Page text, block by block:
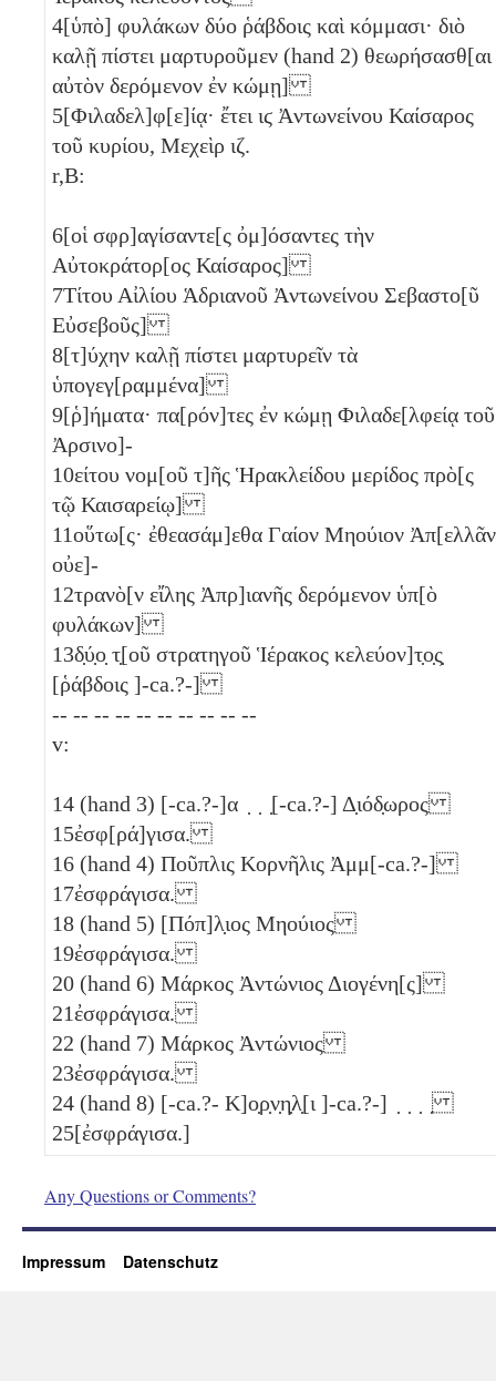
4[ὑπὸ] φυλάκων δύο ῥάβδοις καὶ κόμμασι· διὸ
καλῇ πίστει μαρτυροῦμεν (hand 2) θεωρήσασθ[αι
αὐτὸν δερόμενον ἐν κώμῃ]
5[Φιλαδελ]φ[ε]ίᾳ· ἔτει ιϛ Ἀντωνείνου Καίσαρος
τοῦ κυρίου, Μεχεὶρ ιζ.
r,B:
6[οἱ σφρ]αγίσαντε[ς ὀμ]όσαντες τὴν
Αὐτοκράτορ[ος Καίσαρος]
7Τίτου Αἰλίου Ἁδριανοῦ Ἀντωνείνου Σεβαστο[ῦ
Εὐσεβοῦς]
8[τ]ύχην καλῇ πίστει μαρτυρεῖν τὰ
ὑπογεγ[ραμμένα]
9[ῥ]ήματα· πα[ρόν]τες ἐν κώμῃ Φιλαδε[λφείᾳ τοῦ
Ἀρσινο]-
10είτου νομ[οῦ τ]ῆς Ἡρακλείδου μερίδος πρὸ[ς
τῷ Καισαρείῳ]
11οὕτω[ς· ἐθεασάμ]εθα Γαίον Μηούιον Ἀπ[ελλᾶν
οὐε]-
12τρανὸ[ν εἴλης Ἀπρ]ιανῆς δερόμενον ὑπ[ὸ
φυλάκων]
13δ̣ύ̣ο̣ τ̣[οῦ στρατηγοῦ Ἱέρακος κελεύον]τ̣ο̣ς̣
[ῥάβδοις ]-ca.?-]
-- -- -- -- -- -- -- -- -- --
v:
14 (hand 3) [-ca.?-]α ̣ ̣ ̣[-ca.?-] Δ̣ιόδ̣ωρος
15ἐσφ[ρά]γισα.
16 (hand 4) Ποῦπλις Κορνῆλις Ἀμμ[-ca.?-]
17ἐσφράγισα.
18 (hand 5) [Πόπ]λ̣ιος Μηούιος
19ἐσφράγισα.
20 (hand 6) Μάρκος Ἀντώνιος Διογένη[ς]
21ἐσφράγισα.
22 (hand 7) Μάρκος Ἀντώνιος
23ἐσφράγισα.
24 (hand 8) [-ca.?- Κ]ο̣ρ̣ν̣η̣λ̣[ι ]-ca.?-] ̣ ̣ ̣ ̣
25[ἐσφράγισα.]
Any Questions or Comments?
Impressum Datenschutz